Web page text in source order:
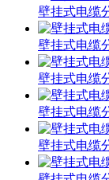
壁挂式电缆
壁挂式电缆
壁挂式电缆
壁挂式电缆
壁挂式电缆